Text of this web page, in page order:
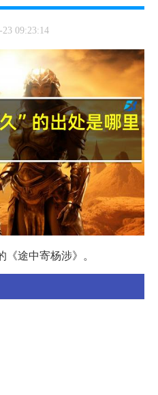
23 09:23:14
《途中寄杨涉》。